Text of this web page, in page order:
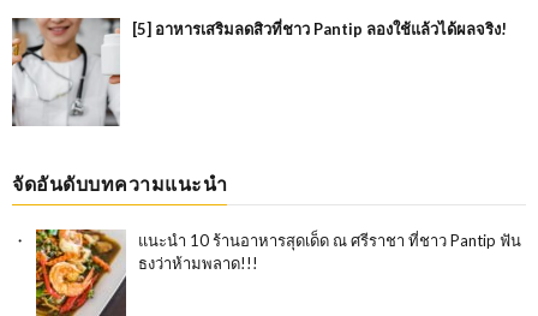
[5] อาหารเสริมลดสิวที่ชาว Pantip ลองใช้แล้วได้ผลจริง!
จัดอันดับบทความแนะนำ
แนะนำ 10 ร้านอาหารสุดเด็ด ณ ศรีราชา ที่ชาว Pantip ฟัน
ธงว่าห้ามพลาด!!!